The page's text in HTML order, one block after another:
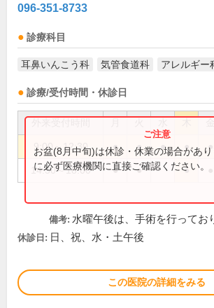
096-351-8733
診療科目
耳鼻いんこう科 気管食道科 アレルギー
診療/受付時間・休診日
9:00～12:30 ● ● ● ● ●
14:30～18:00 ● ● ●
お盆(8月中旬)は休診・休業の場合があ
に必ず医療機関に直接ご確認ください。
備考: 水曜午後は、手術を行ってお
休診日: 日、祝、水・土午後
この医院の詳細をみる